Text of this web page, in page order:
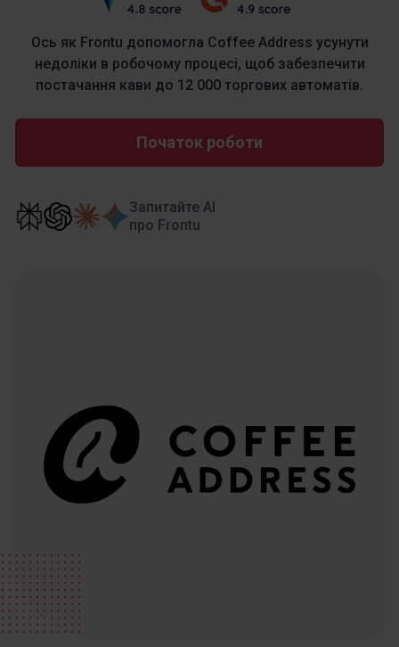
Ось як Frontu допомогла Coffee Address усунути
недоліки в робочому процесі, щоб забезпечити
постачання кави до 12 000 торгових автоматів.
Початок роботи
Запитайте AI
про Frontu